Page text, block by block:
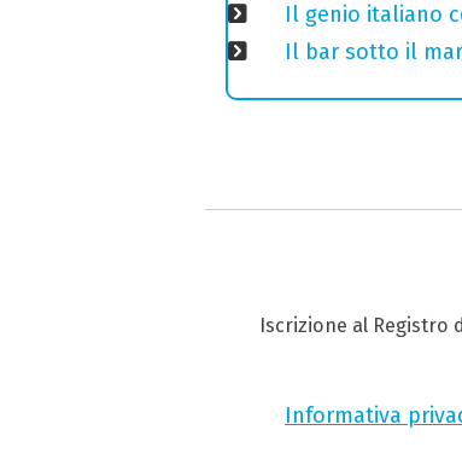
Il genio italiano
Il bar sotto il
Iscrizione al Registro
Informativa